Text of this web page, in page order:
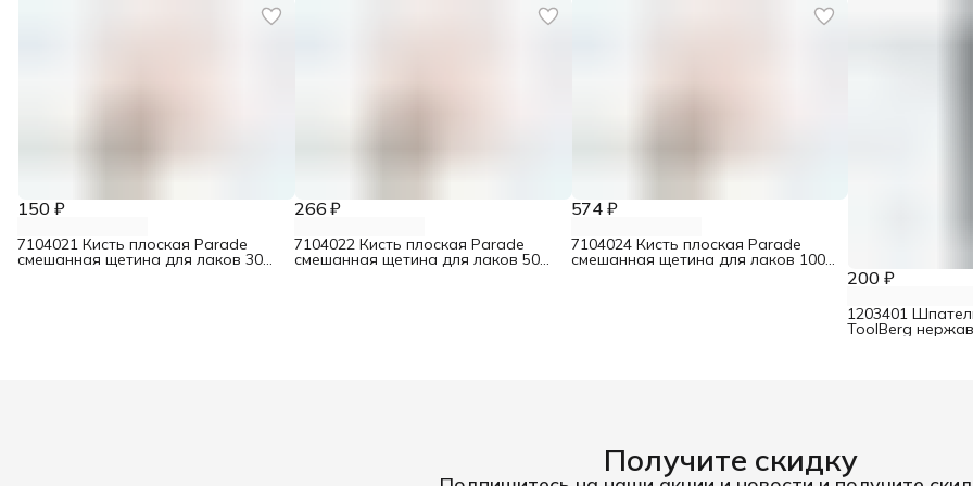
150 ₽
7104021 Кисть плоская Parade
смешанная щетина для лаков 30
266 ₽
7104022 Кисть плоская Parade
смешанная щетина для лаков 50
574 ₽
7104024 Кисть плоская Parade
смешанная щетина для лаков 100
200 ₽
1203401
ToolBerg
Получите скидку